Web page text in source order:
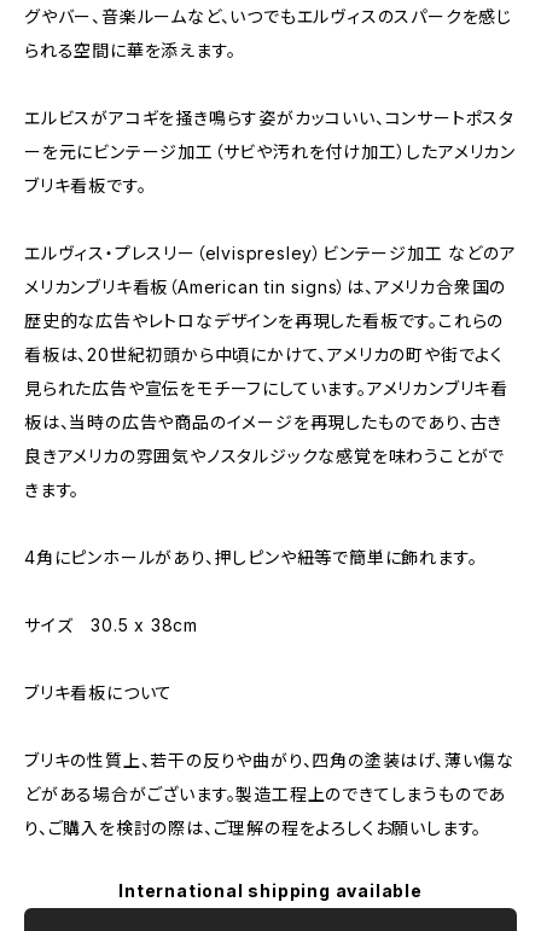
グやバー、音楽ルームなど、いつでもエルヴィスのスパークを感じ
られる空間に華を添えます。
エルビスがアコギを掻き鳴らす姿がカッコいい、コンサートポスタ
ーを元にビンテージ加工（サビや汚れを付け加工）したアメリカン
ブリキ看板です。
エルヴィス・プレスリー（elvispresley）ビンテージ加工 などのア
メリカンブリキ看板（American tin signs）は、アメリカ合衆国の
歴史的な広告やレトロなデザインを再現した看板です。これらの
看板は、20世紀初頭から中頃にかけて、アメリカの町や街でよく
見られた広告や宣伝をモチーフにしています。アメリカンブリキ看
板は、当時の広告や商品のイメージを再現したものであり、古き
良きアメリカの雰囲気やノスタルジックな感覚を味わうことがで
きます。
4角にピンホールがあり、押しピンや紐等で簡単に飾れます。
サイズ 30.5 x 38cm
ブリキ看板について
ブリキの性質上、若干の反りや曲がり、四角の塗装はげ、薄い傷な
どがある場合がございます。製造工程上のできてしまうものであ
り、ご購入を検討の際は、ご理解の程をよろしくお願いします。
International shipping available